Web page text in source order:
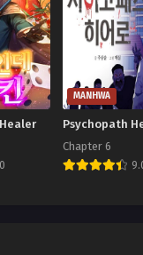
MANHWA
Psychopath
Chapter 6